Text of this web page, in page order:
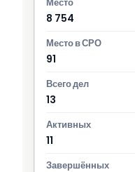
8 754
91
13
11